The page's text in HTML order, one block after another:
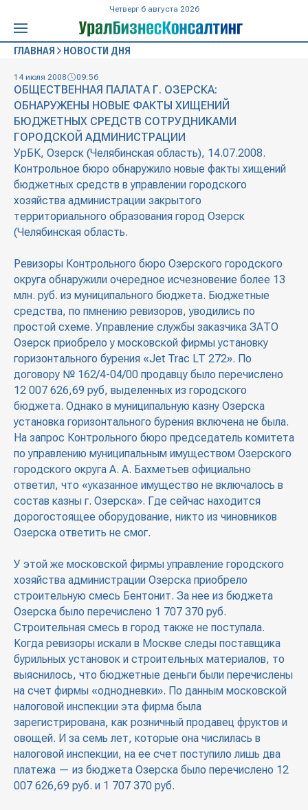
Четверг 6 августа 2026
ГЛАВНАЯ НОВОСТИ ДНЯ
14 июля 2008 09:56
ОБЩЕСТВЕННАЯ ПАЛАТА Г. ОЗЕРСКА:
ОБНАРУЖЕНЫ НОВЫЕ ФАКТЫ ХИЩЕНИЙ
БЮДЖЕТНЫХ СРЕДСТВ СОТРУДНИКАМИ
ГОРОДСКОЙ АДМИНИСТРАЦИИ
УрБК, Озерск (Челябинская область), 14.07.2008.
Контрольное бюро обнаружило новые факты хищений
бюджетных средств в управлении городского
хозяйства администрации закрытого
территориального образования город Озерск
(Челябинская область.
Ревизоры Контрольного бюро Озерского городского
округа обнаружили очередное исчезновение более 13
млн. руб. из муниципального бюджета. Бюджетные
средства, по пмнению ревизоров, уводились по
простой схеме. Управление службы заказчика ЗАТО
Озерск приобрело у московской фирмы установку
горизонтального бурения «Jet Trac LT 272». По
договору № 162/4-04/00 продавцу было перечислено
12 007 626,69 руб, выделенных из городского
бюджета. Однако в муниципальную казну Озерска
установка горизонтального бурения включена не была.
На запрос Контрольного бюро председатель комитета
по управлению муниципальным имуществом Озерского
городского округа А. А. Бахметьев официально
ответил, что «указанное имущество не включалось в
состав казны г. Озерска». Где сейчас находится
дорогостоящее оборудование, никто из чиновников
Озерска ответить не смог.
У этой же московской фирмы управление городского
хозяйства администрации Озерска приобрело
строительную смесь Бентонит. За нее из бюджета
Озерска было перечислено 1 707 370 руб.
Строительная смесь в город также не поступала.
Когда ревизоры искали в Москве следы поставщика
бурильных установок и строительных материалов, то
выяснилось, что бюджетные деньги были перечислены
на счет фирмы «однодневки». По данным московской
налоговой инспекции эта фирма была
зарегистрирована, как розничный продавец фруктов и
овощей. И за семь лет, которые она числилась в
налоговой инспекции, на ее счет поступило лишь два
платежа — из бюджета Озерска было перечислено 12
007 626,69 руб. и 1 707 370 руб.